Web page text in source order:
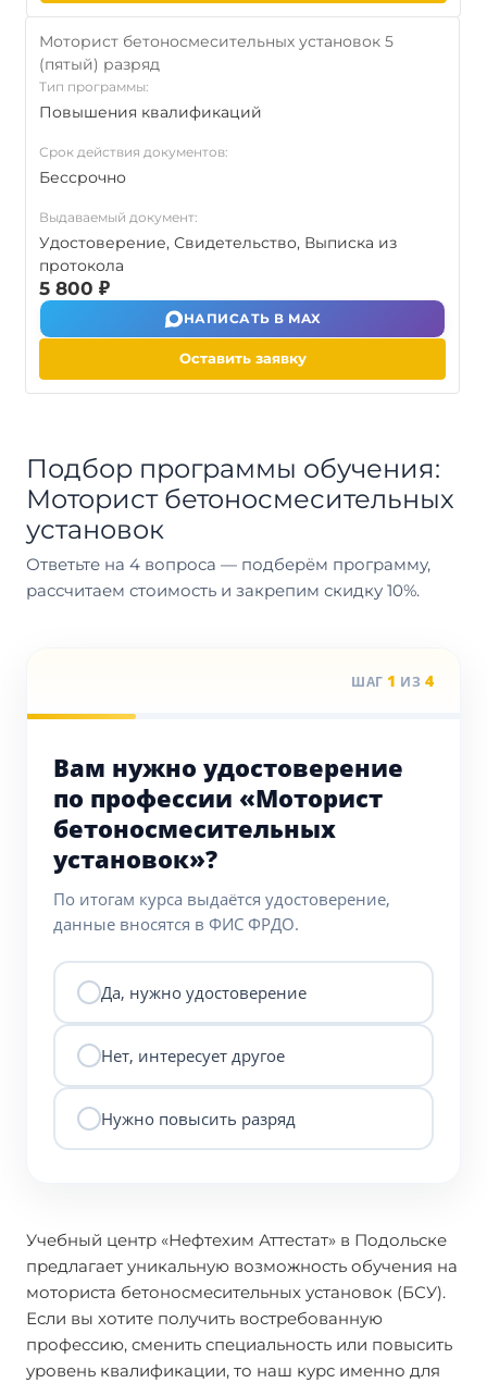
Моторист бетоносмесительных установок 5
(пятый) разряд
Тип программы:
Повышения квалификаций
Срок действия документов:
Бессрочно
Выдаваемый документ:
Удостоверение, Свидетельство, Выписка из
протокола
5 800 ₽
НАПИСАТЬ В MAX
Оставить заявку
Подбор программы обучения:
Моторист бетоносмесительных
установок
Ответьте на 4 вопроса — подберём программу,
рассчитаем стоимость и закрепим скидку 10%.
ШАГ 1 ИЗ 4
Вам нужно удостоверение
по профессии «Моторист
бетоносмесительных
установок»?
По итогам курса выдаётся удостоверение,
данные вносятся в ФИС ФРДО.
Да, нужно удостоверение
Нет, интересует другое
Нужно повысить разряд
Учебный центр «Нефтехим Аттестат» в Подольске
предлагает уникальную возможность обучения на
моториста бетоносмесительных установок (БСУ).
Если вы хотите получить востребованную
профессию, сменить специальность или повысить
уровень квалификации, то наш курс именно для